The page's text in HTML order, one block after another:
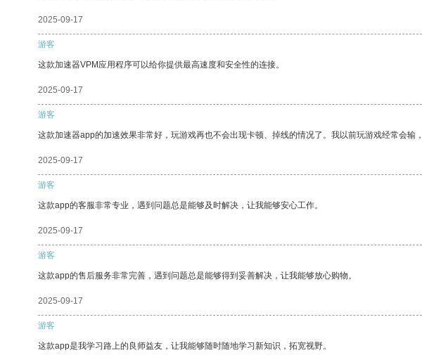
2025-09-17
游客
这款加速器VPM应用程序可以给你提供最高速度和安全性的连接。
2025-09-17
游客
这款加速器app的加速效果非常好，玩游戏再也不会出现卡顿、掉线的情况了。我以前玩游戏经常会输
2025-09-17
游客
这款app的客服非常专业，遇到问题总是能够及时解决，让我能够安心工作。
2025-09-17
游客
这款app的售后服务非常完善，遇到问题总是能够得到妥善解决，让我能够放心购物。
2025-09-17
游客
这款app是我学习路上的良师益友，让我能够随时随地学习新知识，拓宽视野。